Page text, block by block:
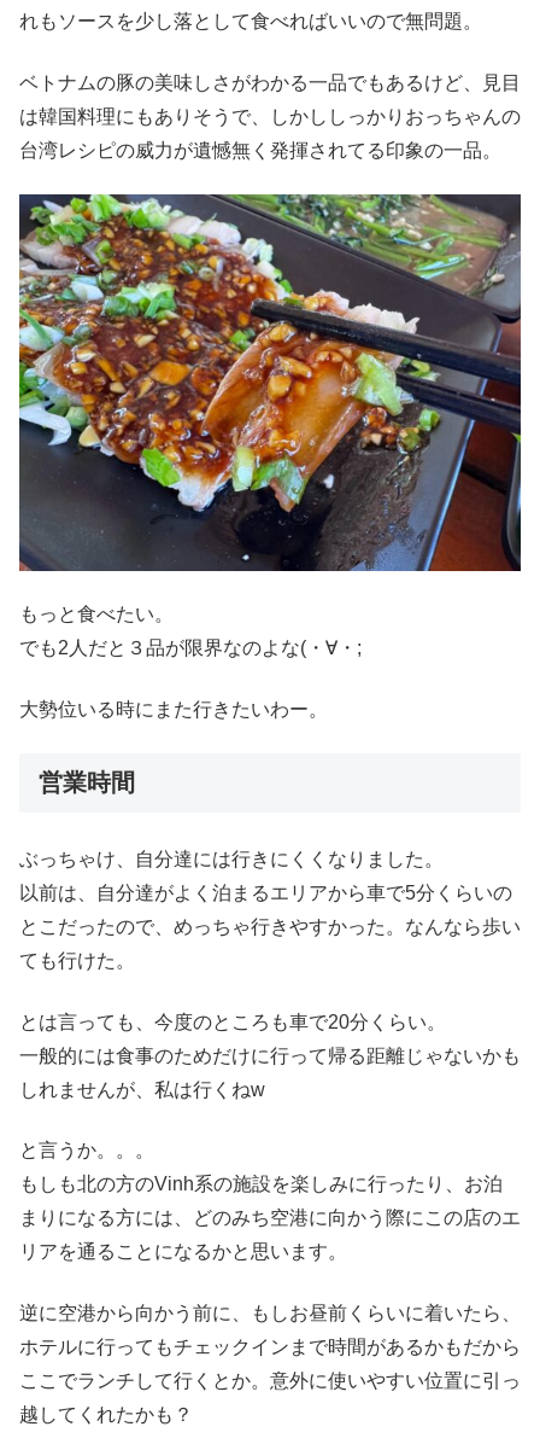
れもソースを少し落として食べればいいので無問題。
ベトナムの豚の美味しさがわかる一品でもあるけど、見目
は韓国料理にもありそうで、しかししっかりおっちゃんの
台湾レシピの威力が遺憾無く発揮されてる印象の一品。
もっと食べたい。
でも2人だと３品が限界なのよな(・∀・;
大勢位いる時にまた行きたいわー。
営業時間
ぶっちゃけ、自分達には行きにくくなりました。
以前は、自分達がよく泊まるエリアから車で5分くらいの
とこだったので、めっちゃ行きやすかった。なんなら歩い
ても行けた。
とは言っても、今度のところも車で20分くらい。
一般的には食事のためだけに行って帰る距離じゃないかも
しれませんが、私は行くねw
と言うか。。。
もしも北の方のVinh系の施設を楽しみに行ったり、お泊
まりになる方には、どのみち空港に向かう際にこの店のエ
リアを通ることになるかと思います。
逆に空港から向かう前に、もしお昼前くらいに着いたら、
ホテルに行ってもチェックインまで時間があるかもだから
ここでランチして行くとか。意外に使いやすい位置に引っ
越してくれたかも？